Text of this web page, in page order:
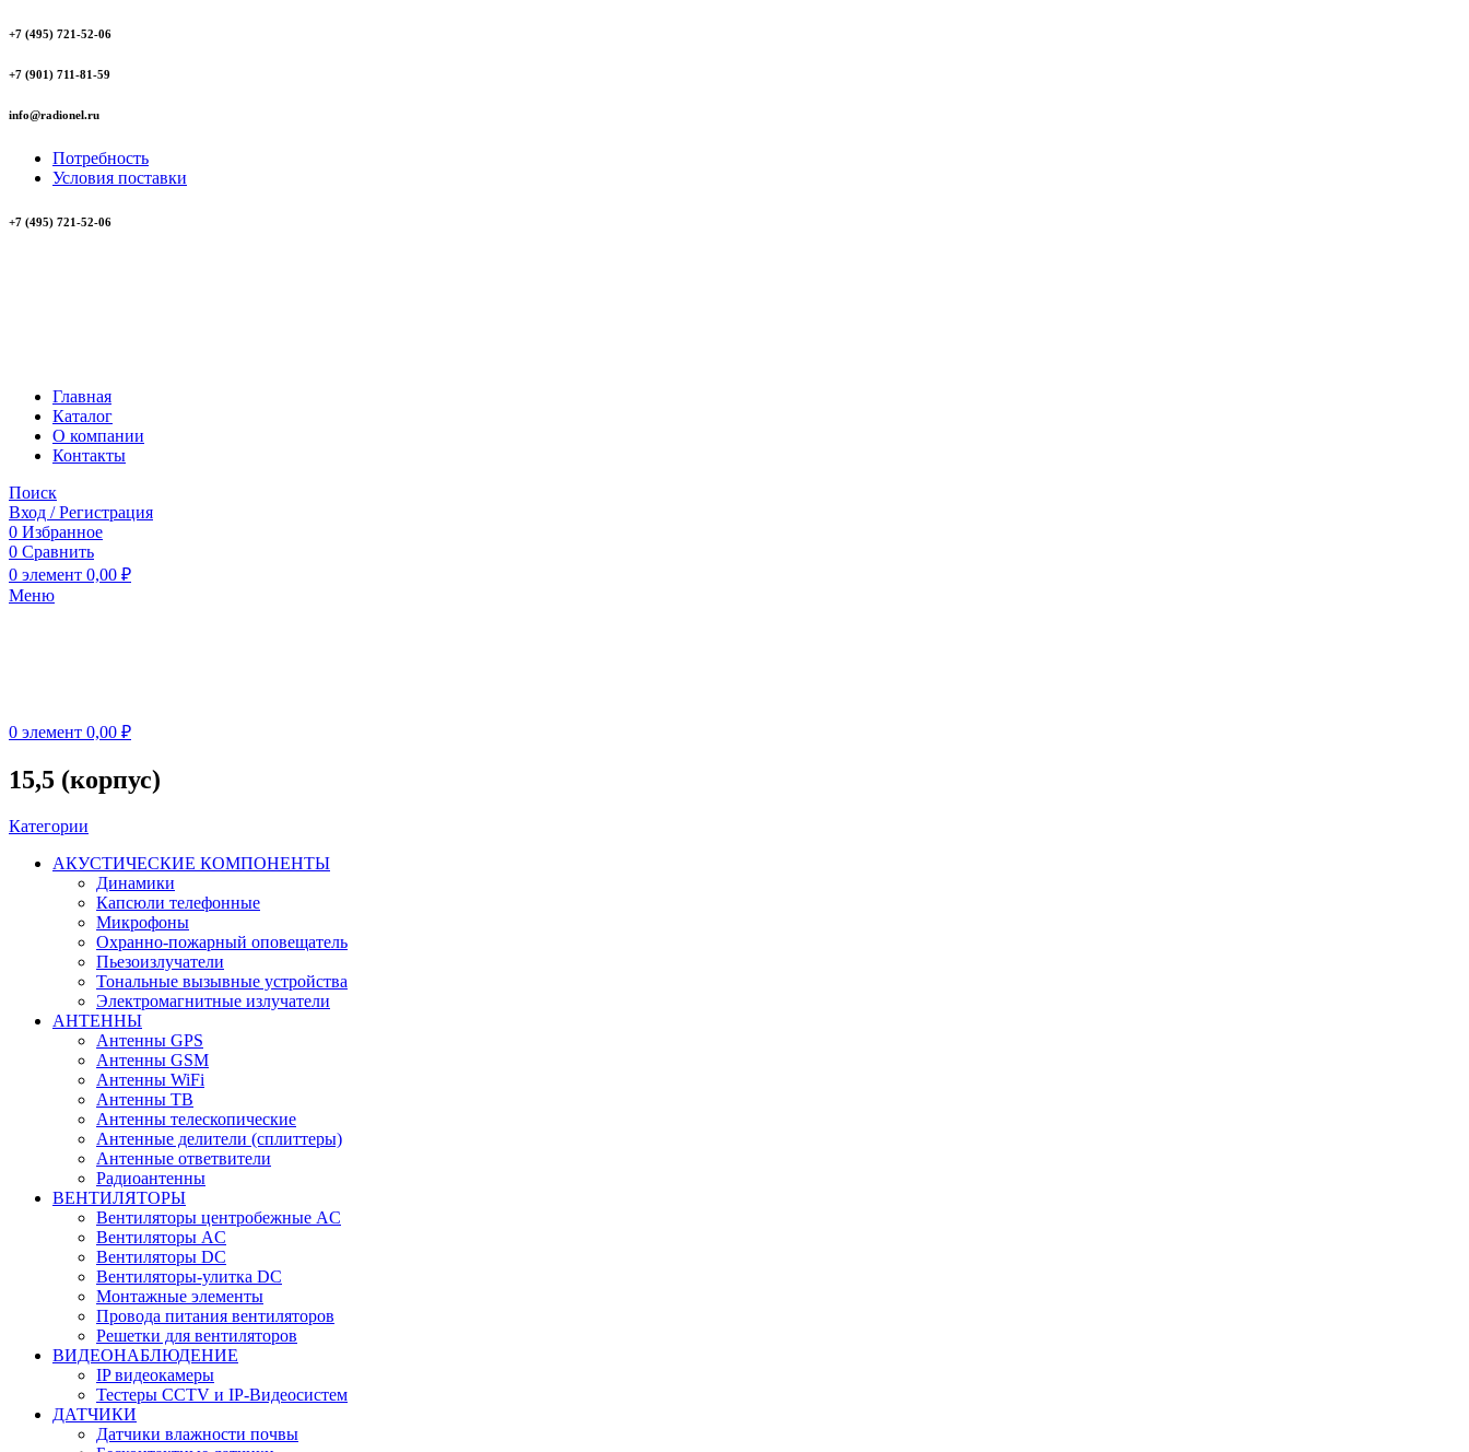
+7 (495) 721-52-06
+7 (901) 711-81-59
info@radionel.ru
Потребность
Условия поставки
+7 (495) 721-52-06
Главная
Каталог
О компании
Контакты
Поиск
Вход / Регистрация
0 Избранное
0 Сравнить
0 элемент 0,00 ₽
Меню
0 элемент 0,00 ₽
15,5 (корпус)
Категории
АКУСТИЧЕСКИЕ КОМПОНЕНТЫ
Динамики
Капсюли телефонные
Микрофоны
Охранно-пожарный оповещатель
Пьезоизлучатели
Тональные вызывные устройства
Электромагнитные излучатели
АНТЕННЫ
Антенны GPS
Антенны GSM
Антенны WiFi
Антенны ТВ
Антенны телескопические
Антенные делители (сплиттеры)
Антенные ответвители
Радиоантенны
ВЕНТИЛЯТОРЫ
Вентиляторы центробежные AC
Вентиляторы AC
Вентиляторы DC
Вентиляторы-улитка DC
Монтажные элементы
Провода питания вентиляторов
Решетки для вентиляторов
ВИДЕОНАБЛЮДЕНИЕ
IP видеокамеры
Тестеры CCTV и IP-Видеосистем
ДАТЧИКИ
Датчики влажности почвы